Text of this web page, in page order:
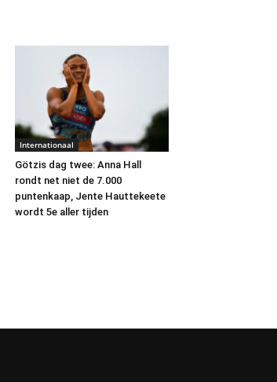
Internationaal
Götzis dag twee: Anna Hall
rondt net niet de 7.000
puntenkaap, Jente Hauttekeete
wordt 5e aller tijden